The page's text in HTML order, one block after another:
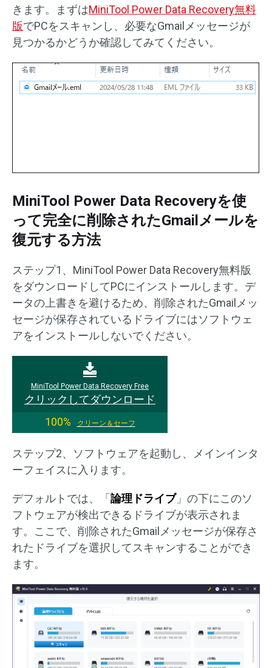
きます。まずはMiniTool Power Data Recovery無料
版でPCをスキャンし、必要なGmailメッセージが
見つかるかどうか確認してみてください。
MiniTool Power Data Recoveryを使
って完全に削除されたGmailメールを
復元する方法
ステップ1、MiniTool Power Data Recovery無料版
をダウンロードしてPCにインストールします。デ
ータの上書きを避けるため、削除されたGmailメッ
セージが保存されているドライブにはソフトウェ
アをインストールしないでください。
MiniTool Power Data Recovery Free
クリックしてダウンロード
100%
クリーン＆セーフ
ステップ2、ソフトウェアを起動し、メインインタ
ーフェイスに入ります。
デフォルトでは、「論理ドライブ」の下にこのソ
フトウェアが検出できるドライブが表示されま
す。ここで、削除されたGmailメッセージが保存さ
れたドライブを選択してスキャンすることができ
ます。